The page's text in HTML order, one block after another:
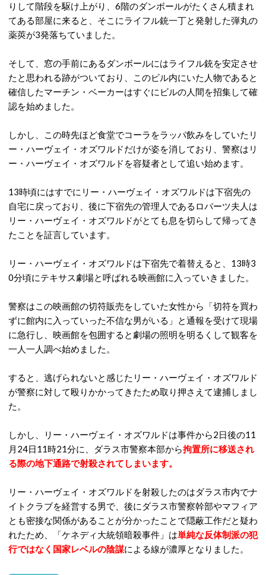
りして階段を駆け上がり、6階のダンボールがたくさん積まれ
てある部屋に来ると、そこにライフル銃一丁と発射した弾丸の
薬莢が3発落ちていました。
そして、窓の手前にあるダンボールにはライフル銃を安定させ
たと思われる跡がついており、このビル内にいた人物であると
確信したマーチン・ベーカーはすぐにビルの人間を招集して確
認を始めました。
しかし、この時先ほど食堂でコーラをラッパ飲みをしていたリ
ー・ハーヴェイ・オズワルドだけが姿を消しており、警察はリ
ー・ハーヴェイ・オズワルドを容疑者として追い始めます。
13時頃にはすでにリー・ハーヴェイ・オズワルドは下宿先の
自宅に戻っており、後に下宿先の管理人であるロバーツ夫人は
リー・ハーヴェイ・オズワルドがとても息を切らして帰ってき
たことを証言しています。
リー・ハーヴェイ・オズワルドは下宿先で着替えると、13時3
0分頃にテキサス劇場と呼ばれる映画館に入っていきました。
警察はこの映画館の切符販売をしていた女性から「切符を買わ
ずに館内に入っていった不信な男がいる」と通報を受けて現場
に急行し、映画館を包囲すると劇場の照明を明るくして観客を
一人一人調べ始めました。
すると、逃げられないと感じたリー・ハーヴェイ・オズワルド
が警察に対して殴りかかってきたため取り押さえて逮捕しまし
た。
しかし、リー・ハーヴェイ・オズワルドは事件から2日後の11
月24日11時21分に、ダラス市警察本部から拘置所に移送され
る際の地下通路で射殺されてしまいます。
リー・ハーヴェイ・オズワルドを射殺したのはダラス市内でナ
イトクラブを経営する男で、後にダラス市警察幹部やマフィア
とも密接な関係があることが分かったことで隠蔽工作だと疑わ
れたため、「ケネディ大統領暗殺事件」は単純な反体制派の犯
行ではなく国家レベルの陰謀による線が濃厚となりました。